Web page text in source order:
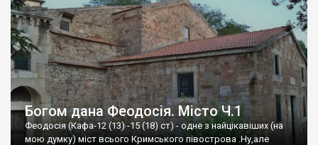
Богом дана Феодосія. Місто Ч.1
Феодосія (Кафа-12 (13) -15 (18) ст) - одне з найцікавіших (на
мою думку) міст всього Кримського півострова .Ну,але